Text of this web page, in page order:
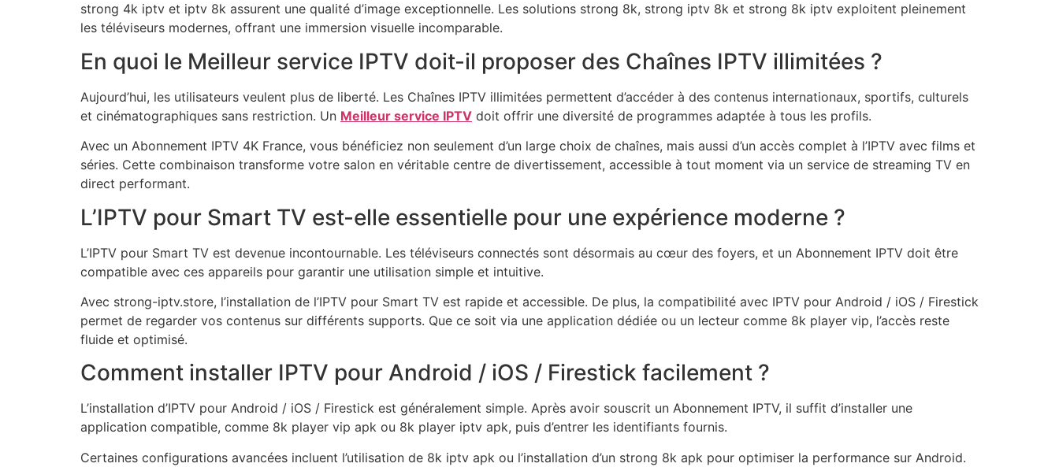
strong 4k iptv et iptv 8k assurent une qualité d’image exceptionnelle. Les solutions strong 8k, strong iptv 8k et strong 8k iptv exploitent pleinement
les téléviseurs modernes, offrant une immersion visuelle incomparable.
En quoi le Meilleur service IPTV doit-il proposer des Chaînes IPTV illimitées ?
Aujourd’hui, les utilisateurs veulent plus de liberté. Les Chaînes IPTV illimitées permettent d’accéder à des contenus internationaux, sportifs, culturels
et cinématographiques sans restriction. Un Meilleur service IPTV doit offrir une diversité de programmes adaptée à tous les profils.
Avec un Abonnement IPTV 4K France, vous bénéficiez non seulement d’un large choix de chaînes, mais aussi d’un accès complet à l’IPTV avec films et
séries. Cette combinaison transforme votre salon en véritable centre de divertissement, accessible à tout moment via un service de streaming TV en
direct performant.
L’IPTV pour Smart TV est-elle essentielle pour une expérience moderne ?
L’IPTV pour Smart TV est devenue incontournable. Les téléviseurs connectés sont désormais au cœur des foyers, et un Abonnement IPTV doit être
compatible avec ces appareils pour garantir une utilisation simple et intuitive.
Avec strong-iptv.store, l’installation de l’IPTV pour Smart TV est rapide et accessible. De plus, la compatibilité avec IPTV pour Android / iOS / Firestick
permet de regarder vos contenus sur différents supports. Que ce soit via une application dédiée ou un lecteur comme 8k player vip, l’accès reste
fluide et optimisé.
Comment installer IPTV pour Android / iOS / Firestick facilement ?
L’installation d’IPTV pour Android / iOS / Firestick est généralement simple. Après avoir souscrit un Abonnement IPTV, il suffit d’installer une
application compatible, comme 8k player vip apk ou 8k player iptv apk, puis d’entrer les identifiants fournis.
Certaines configurations avancées incluent l’utilisation de 8k iptv apk ou l’installation d’un strong 8k apk pour optimiser la performance sur Android.